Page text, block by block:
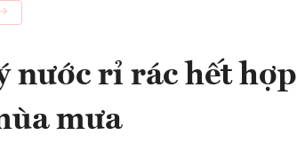
nước rỉ rác hết hợp
mưa